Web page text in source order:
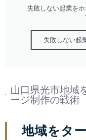
失敗しない起業を
失敗しない起
山口県光市地域
ージ制作の戦術
地域をタ